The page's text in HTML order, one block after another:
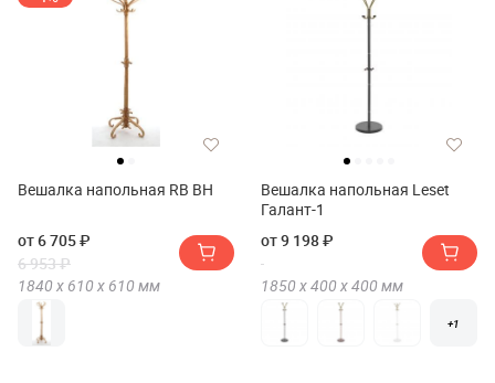
Вешалка напольная RB ВН
от 6 705 ₽
6 953 ₽
1840 х 610 х 610 мм
Вешалка напольная Leset
Галант-1
от 9 198 ₽
1850 х400 х400 мм
+1